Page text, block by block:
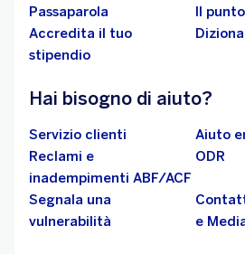
Passaparola
Il
Accredita il tuo
stipendio
Hai bisogno di aiuto?
Servizio clienti
Aiuto
Reclami e
inadempimenti ABF/ACF
ODR
Segnala una
vulnerabilità
e